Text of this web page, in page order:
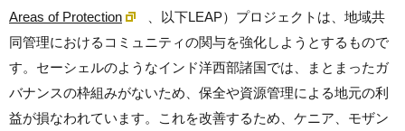
Areas of Protection
、以下LEAP）プロジェクトは、地域共
同管理におけるコミュニティの関与を強化しようとするもので
す。セーシェルのようなインド洋西部諸国では、まとまったガ
バナンスの枠組みがないため、保全や資源管理による地元の利
益が損なわれています。これを改善するため、ケニア、モザン